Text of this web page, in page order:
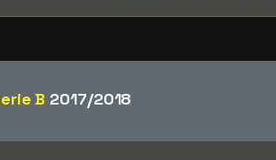
B 2017/2018